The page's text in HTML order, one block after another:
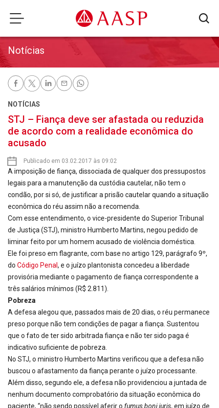
Notícias
NOTÍCIAS
STJ – Fiança deve ser afastada ou reduzida
de acordo com a realidade econômica do
acusado
Publicado em 03.02.2017 às 09:02
A imposição de fiança, dissociada de qualquer dos pressupostos
legais para a manutenção da custódia cautelar, não tem o
condão, por si só, de justificar a prisão cautelar quando a situação
econômica do réu assim não a recomenda.
Com esse entendimento, o vice-presidente do Superior Tribunal
de Justiça (STJ), ministro Humberto Martins, negou pedido de
liminar feito por um homem acusado de violência doméstica.
Ele foi preso em flagrante, com base no artigo 129, parágrafo 9º,
do Código Penal , e o juízo plantonista concedeu a liberdade
provisória mediante o pagamento de fiança correspondente a
três salários mínimos (R$ 2.811).
Pobreza
A defesa alegou que, passados mais de 20 dias, o réu permanece
preso porque não tem condições de pagar a fiança. Sustentou
que o fato de ter sido arbitrada fiança e não ter sido paga é
indicativo suficiente de pobreza.
No STJ, o ministro Humberto Martins verificou que a defesa não
buscou o afastamento da fiança perante o juízo processante.
Além disso, segundo ele, a defesa não providenciou a juntada de
nenhum documento comprobatório da situação econômica do
paciente, “não sendo possível aferir o fumus boni iuris, em juízo de